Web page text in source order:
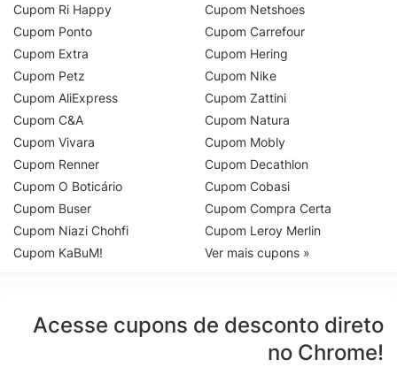
Cupom Ri Happy
Cupom Ponto
Cupom Extra
Cupom Petz
Cupom AliExpress
Cupom C&A
Cupom Vivara
Cupom Renner
Cupom O Boticário
Cupom Buser
Cupom Niazi Chohfi
Cupom KaBuM!
Cupom Netshoes
Cupom Carrefour
Cupom Hering
Cupom Nike
Cupom Zattini
Cupom Natura
Cupom Mobly
Cupom Decathlon
Cupom Cobasi
Cupom Compra Certa
Cupom Leroy Merlin
Ver mais cupons »
Acesse cupons de desconto direto
no Chrome!